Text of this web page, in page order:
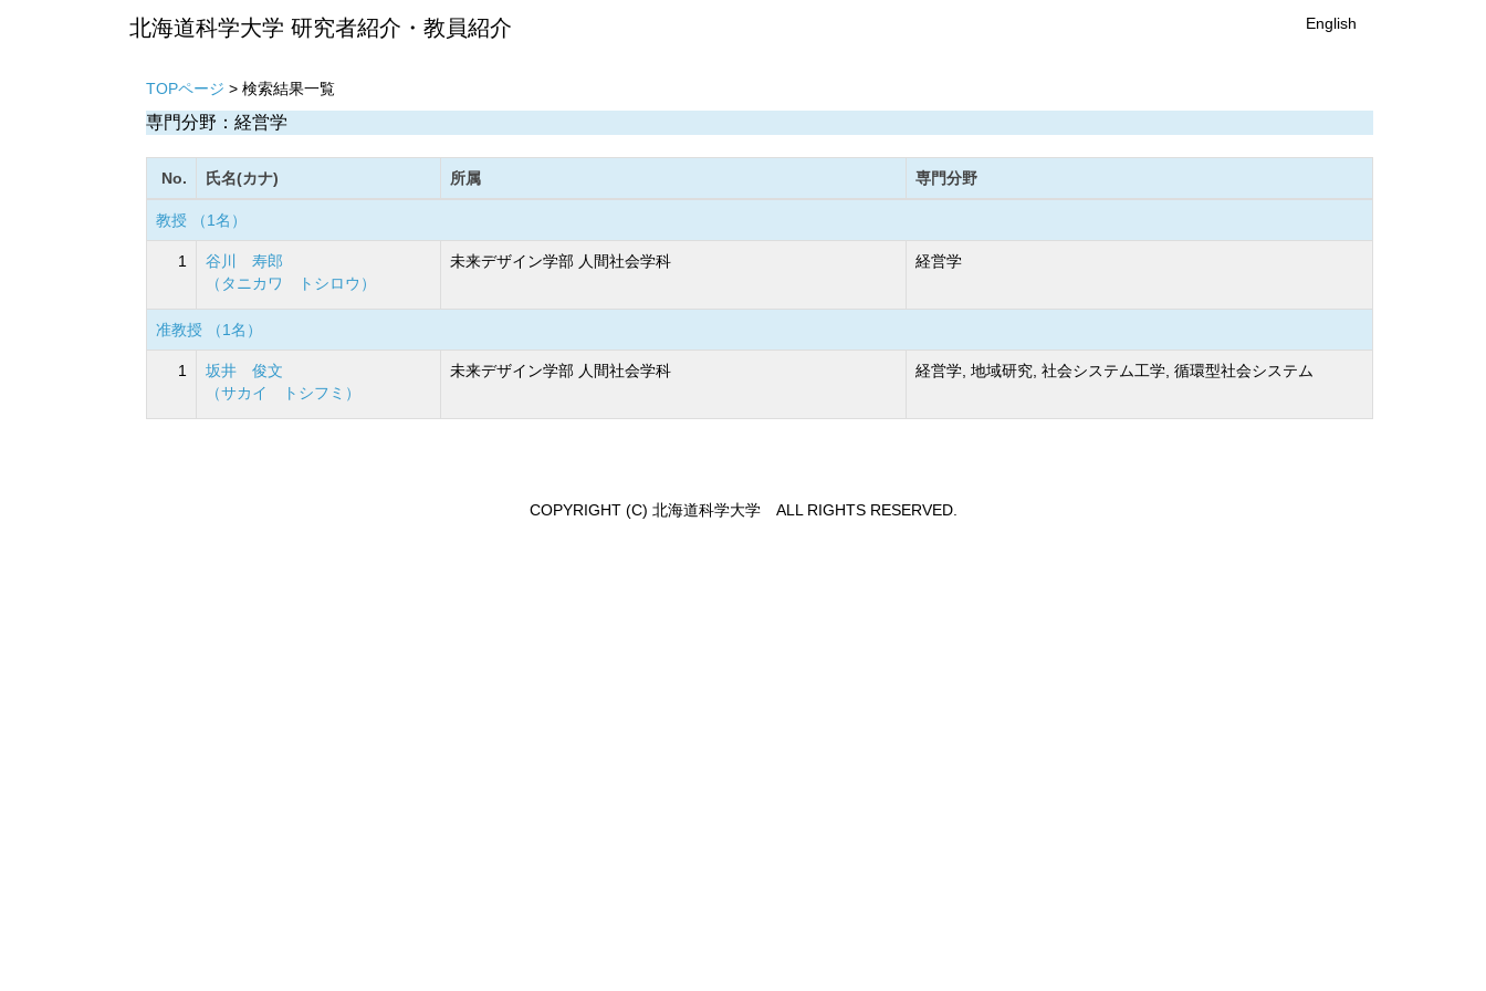
北海道科学大学 研究者紹介・教員紹介 English
TOPページ > 検索結果一覧
専門分野：経営学
No. 氏名(カナ) 所属 専門分野
教授 （1名）
1
谷川 寿郎
（タニカワ トシロウ）
未来デザイン学部 人間社会学科 経営学
准教授 （1名）
1
坂井 俊文
（サカイ トシフミ）
未来デザイン学部 人間社会学科 経営学, 地域研究, 社会システム工学, 循環型社会システム
COPYRIGHT (C) 北海道科学大学 ALL RIGHTS RESERVED.